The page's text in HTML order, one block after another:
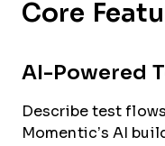
Core
AI-Powered
Describe test
Momentic’s AI